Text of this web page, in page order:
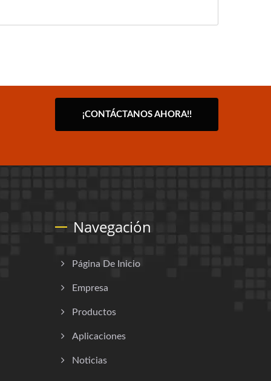
¡CONTÁCTANOS AHORA!!
Navegación
Página De Inicio
Empresa
Productos
Aplicaciones
Noticias